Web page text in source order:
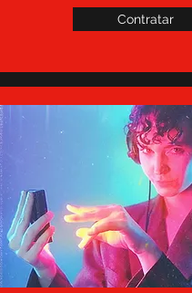
Contratar